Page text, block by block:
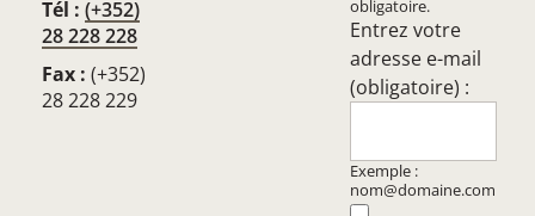
Tél : (+352)
28 228 228
Fax : (+352)
28 228 229
obligatoire.
Entrez votre
adresse e-mail
(obligatoire) :
Exemple :
nom@domaine.com